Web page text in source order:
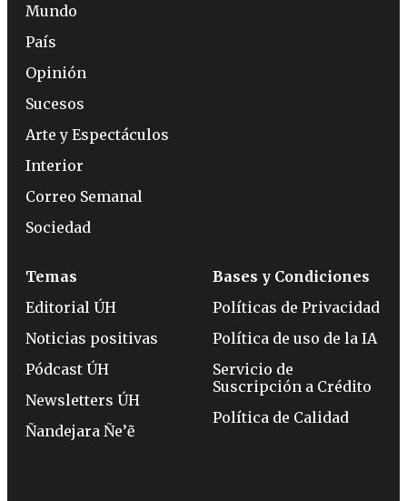
Mundo
País
Opinión
Sucesos
Arte y Espectáculos
Interior
Correo Semanal
Sociedad
Temas
Editorial ÚH
Noticias positivas
Pódcast ÚH
Newsletters ÚH
Ñandejara Ñe’ẽ
Bases y Condiciones
Políticas de Privacidad
Política de uso de la IA
Servicio de
Suscripción a Crédito
Política de Calidad